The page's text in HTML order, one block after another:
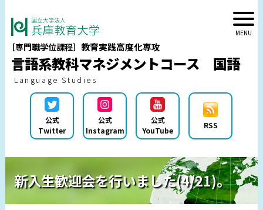
［専門職学位課程］ 教育実践高度化専攻
言語系教科マネジメントコース 国語
Language Studies
公式
Twitter
公式
Instagram
公式
YouTube
RSS
新入生歓迎会を行いました(4/21)。